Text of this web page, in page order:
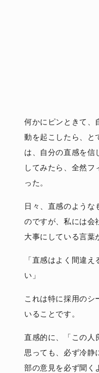
何かにピンときて、
動を起こしたら、と
は、自分の直感を信
してみたら、全然フ
った。
日々、直感のような
のですが、私には会
大事にしている言葉
「直感はよく間違
い」
これは特に採用のシ
いることです。
直感的に、「この人
思っても、必ず冷静
部の意見を必ず聞く